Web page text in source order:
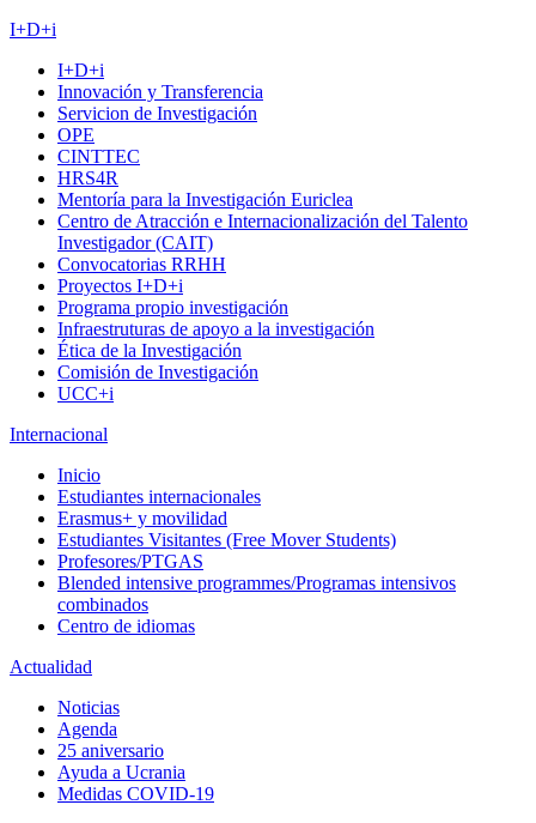
I+D+i
I+D+i
Innovación y Transferencia
Servicion de Investigación
OPE
CINTTEC
HRS4R
Mentoría para la Investigación Euriclea
Centro de Atracción e Internacionalización del Talento
Investigador (CAIT)
Convocatorias RRHH
Proyectos I+D+i
Programa propio investigación
Infraestruturas de apoyo a la investigación
Ética de la Investigación
Comisión de Investigación
UCC+i
Internacional
Inicio
Estudiantes internacionales
Erasmus+ y movilidad
Estudiantes Visitantes (Free Mover Students)
Profesores/PTGAS
Blended intensive programmes/Programas intensivos
combinados
Centro de idiomas
Actualidad
Noticias
Agenda
25 aniversario
Ayuda a Ucrania
Medidas COVID-19